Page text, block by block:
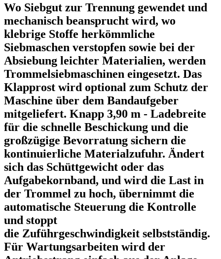
Wo Siebgut zur Trennung gewendet und
mechanisch beansprucht wird, wo
klebrige Stoffe herkömmliche
Siebmaschen verstopfen sowie bei der
Absiebung leichter Materialien, werden
Trommelsiebmaschinen eingesetzt. Das
Klapprost wird optional zum Schutz der
Maschine über dem Bandaufgeber
mitgeliefert. Knapp 3,90 m - Ladebreite
für die schnelle Beschickung und die
großzügige Bevorratung sichern die
kontinuierliche Materialzufuhr. Ändert
sich das Schüttgewicht oder das
Aufgabekornband, und wird die Last in
der Trommel zu hoch, übernimmt die
automatische Steuerung die Kontrolle
und stoppt
die Zuführgeschwindigkeit selbstständig.
Für Wartungsarbeiten wird der